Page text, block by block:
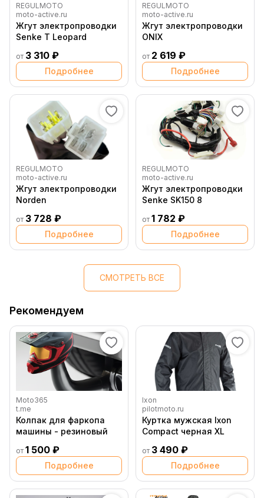
REGULMOTO
moto-active.ru
Жгут электропроводки
Senke T Leopard
от 3 310 ₽
Подробнее
REGULMOTO
moto-active.ru
Жгут электропроводки
ONIX
от 2 619 ₽
Подробнее
REGULMOTO
moto-active.ru
Жгут электропроводки
Norden
от 3 728 ₽
Подробнее
REGULMOTO
moto-active.ru
Жгут электропроводки
Senke SK150 8
от 1 782 ₽
Подробнее
СМОТРЕТЬ ВСЕ
Рекомендуем
Moto365
t.me
Колпак для фаркопа
машины - резиновый
от 1 500 ₽
Подробнее
Ixon
pilotmoto.ru
Куртка мужская Ixon
Compact черная XL
от 3 490 ₽
Подробнее